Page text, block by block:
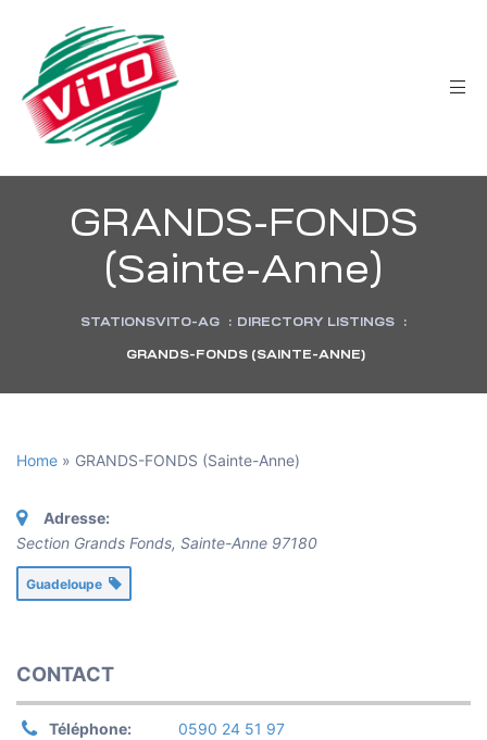
GRANDS-FONDS
(Sainte-Anne)
STATIONSVITO-AG : DIRECTORY LISTINGS :
GRANDS-FONDS (SAINTE-ANNE)
Home » GRANDS-FONDS (Sainte-Anne)
Adresse:
Section Grands Fonds, Sainte-Anne 97180
Guadeloupe
CONTACT
Téléphone: 0590 24 51 97